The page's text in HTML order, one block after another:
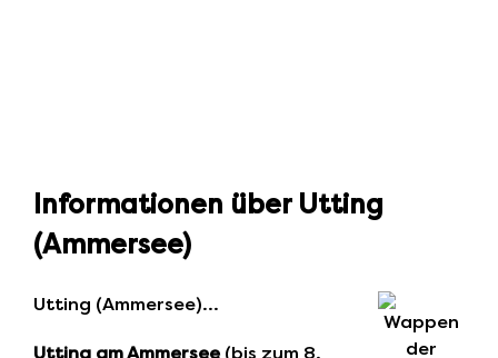
Informationen über Utting
(Ammersee)
Utting (Ammersee)…
Utting am Ammersee (bis zum 8.